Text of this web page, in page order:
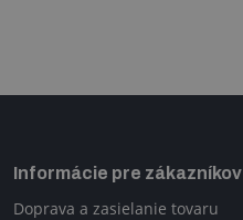
Informácie pre zákazníkov
Doprava a zasielanie tovaru